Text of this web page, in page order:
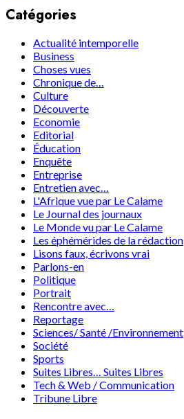
Catégories
Actualité intemporelle
Business
Choses vues
Chronique de…
Culture
Découverte
Economie
Editorial
Éducation
Enquête
Entreprise
Entretien avec…
L'Afrique vue par Le Calame
Le Journal des journaux
Le Monde vu par Le Calame
Les éphémérides de la rédaction
Lisons faux, écrivons vrai
Parlons-en
Politique
Portrait
Rencontre avec…
Reportage
Sciences/ Santé /Environnement
Société
Sports
Suites Libres… Suites Libres
Tech & Web / Communication
Tribune Libre